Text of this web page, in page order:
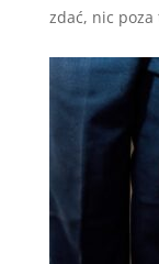
zdać, nic